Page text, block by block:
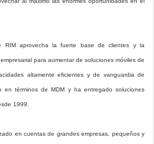
RIM aprovecha la fuerte base de clientes y la
para aumentar de soluciones móviles de
altamente eficientes y de vanguardia de
en términos de MDM y ha entregado soluciones
1999.
en cuentas de grandes empresas, pequeños y